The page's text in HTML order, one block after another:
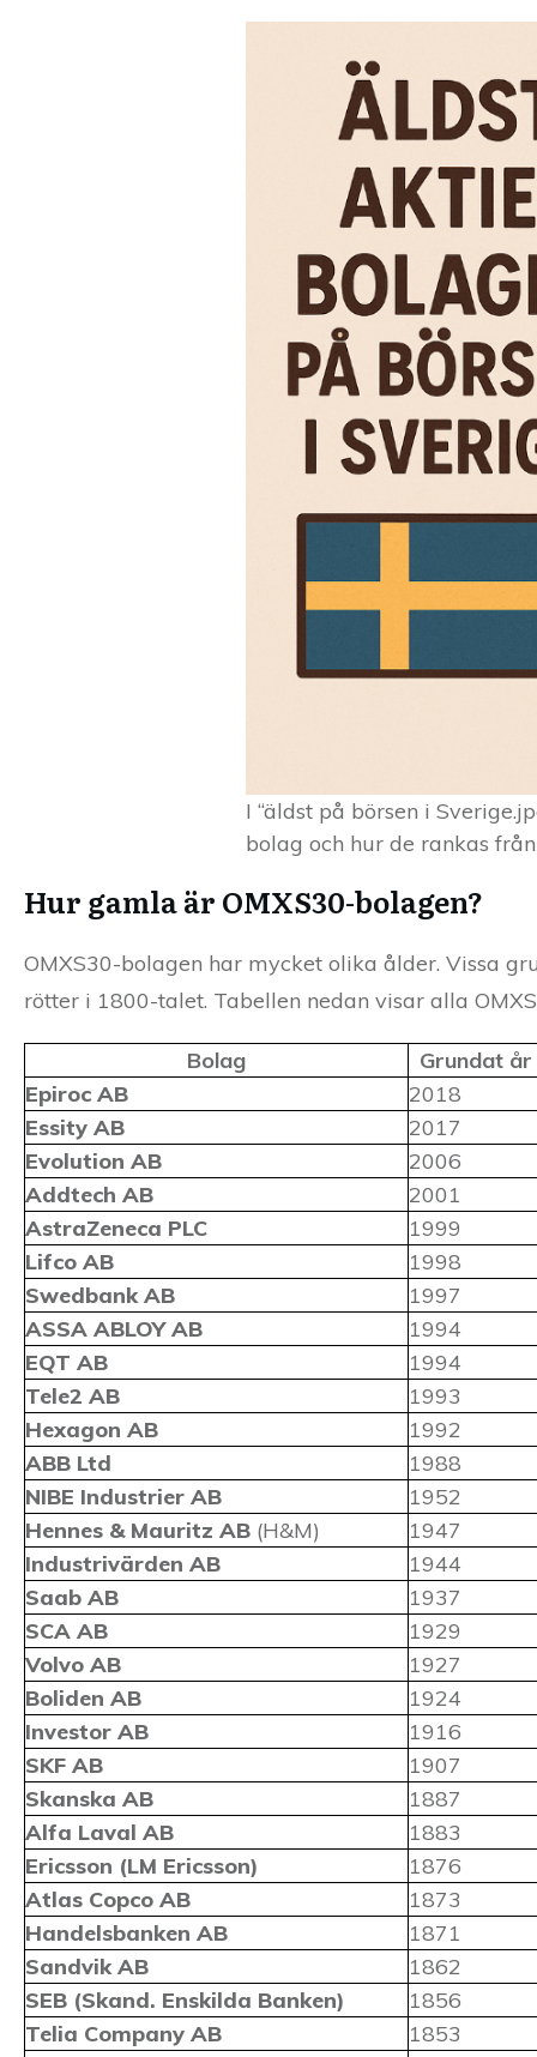
I “äldst på börsen i
bolag och hur de rankas
Hur gamla är OMXS30-bolagen?
OMXS30-bolagen har mycket olika ålder. Vissa
rötter i 1800-talet. Tabellen nedan visar alla
Bolag
Grundat år
Epiroc AB
2018
Essity AB
2017
Evolution AB
2006
Addtech AB
2001
AstraZeneca PLC
1999
Lifco AB
1998
Swedbank AB
1997
ASSA ABLOY AB
1994
EQT AB
1994
Tele2 AB
1993
Hexagon AB
1992
ABB Ltd
1988
NIBE Industrier AB
1952
Hennes & Mauritz AB (H&M)
1947
Industrivärden AB
1944
Saab AB
1937
SCA AB
1929
Volvo AB
1927
Boliden AB
1924
Investor AB
1916
SKF AB
1907
Skanska AB
1887
Alfa Laval AB
1883
Ericsson (LM Ericsson)
1876
Atlas Copco AB
1873
Handelsbanken AB
1871
Sandvik AB
1862
SEB (Skand. Enskilda Banken)
1856
Telia Company AB
1853